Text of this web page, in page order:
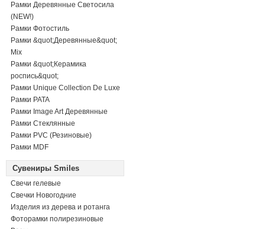
Рамки Деревянные Светосила
(NEW!)
Рамки Фотостиль
Рамки &quot;Деревянные&quot;
Mix
Рамки &quot;Керамика
роспись&quot;
Рамки Unique Collection De Luxe
Рамки PATA
Рамки Image Art Деревянные
Рамки Стеклянные
Рамки PVC (Резиновые)
Рамки MDF
Сувениры Smiles
Свечи гелевые
Свечки Новогодние
Изделия из дерева и ротанга
Фоторамки полирезиновые